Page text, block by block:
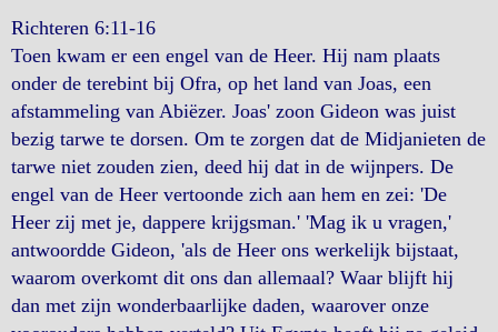
Richteren 6:11-16
Toen kwam er een engel van de Heer. Hij nam plaats
onder de terebint bij Ofra, op het land van Joas, een
afstammeling van Abiëzer. Joas' zoon Gideon was juist
bezig tarwe te dorsen. Om te zorgen dat de Midjanieten de
tarwe niet zouden zien, deed hij dat in de wijnpers. De
engel van de Heer vertoonde zich aan hem en zei: 'De
Heer zij met je, dappere krijgsman.' 'Mag ik u vragen,'
antwoordde Gideon, 'als de Heer ons werkelijk bijstaat,
waarom overkomt dit ons dan allemaal? Waar blijft hij
dan met zijn wonderbaarlijke daden, waarover onze